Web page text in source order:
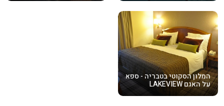
המלון הסקוטי בטבריה - ספא
על האגם LAKEVIEW